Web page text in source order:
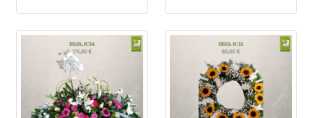
Allumez une bougie
Montrez votre soutien à la famille en
allumant symboliquement une bougie.